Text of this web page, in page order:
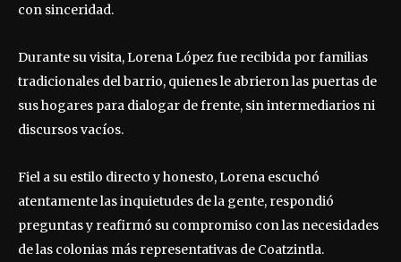
con sinceridad.
Durante su visita, Lorena López fue recibida por familias
tradicionales del barrio, quienes le abrieron las puertas de
sus hogares para dialogar de frente, sin intermediarios ni
discursos vacíos.
Fiel a su estilo directo y honesto, Lorena escuchó
atentamente las inquietudes de la gente, respondió
preguntas y reafirmó su compromiso con las necesidades
de las colonias más representativas de Coatzintla.